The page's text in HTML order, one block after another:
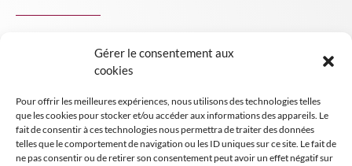
Gérer le consentement aux
cookies
Pour offrir les meilleures expériences, nous utilisons des technologies telles
que les cookies pour stocker et/ou accéder aux informations des appareils. Le
fait de consentir à ces technologies nous permettra de traiter des données
telles que le comportement de navigation ou les ID uniques sur ce site. Le fait de
ne pas consentir ou de retirer son consentement peut avoir un effet négatif sur
INSIGHT NPA